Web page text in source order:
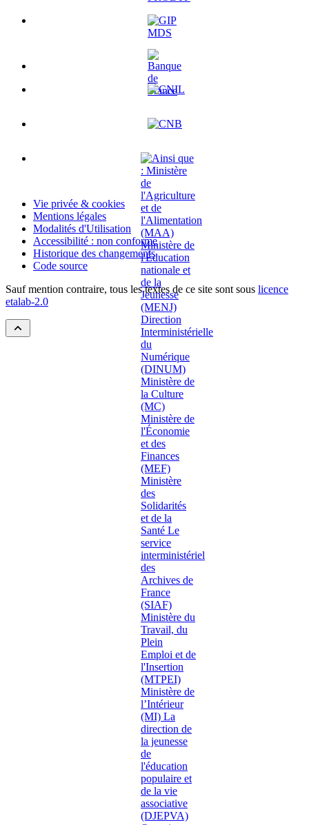
Vie privée & cookies
Mentions légales
Modalités d'Utilisation
Accessibilité : non conforme
Historique des changements
Code source
Sauf mention contraire, tous les textes de ce site sont sous licence
etalab-2.0